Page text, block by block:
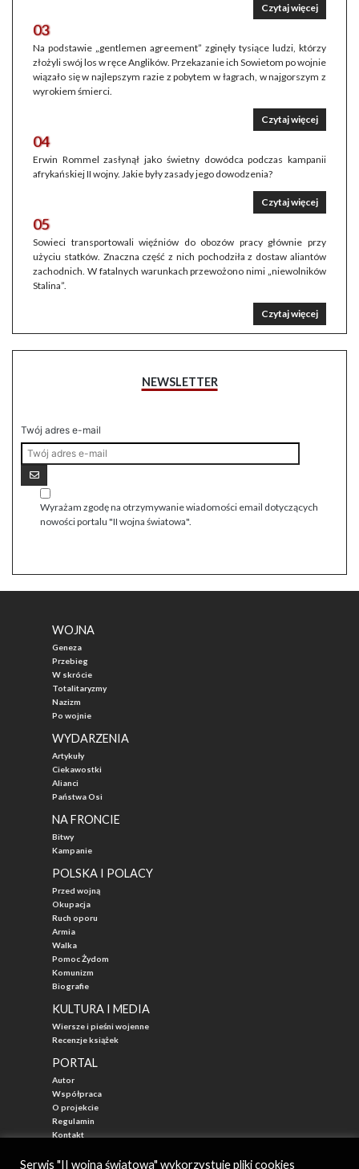
Czytaj więcej
03
Na podstawie „gentlemen agreement” zginęły tysiące ludzi, którzy
złożyli swój los w ręce Anglików. Przekazanie ich Sowietom po wojnie
wiązało się w najlepszym razie z pobytem w łagrach, w najgorszym z
wyrokiem śmierci.
Czytaj więcej
04
Erwin Rommel zasłynął jako świetny dowódca podczas kampanii
afrykańskiej II wojny. Jakie były zasady jego dowodzenia?
Czytaj więcej
05
Sowieci transportowali więźniów do obozów pracy głównie przy
użyciu statków. Znaczna część z nich pochodziła z dostaw aliantów
zachodnich. W fatalnych warunkach przewożono nimi „niewolników
Stalina”.
Czytaj więcej
NEWSLETTER
Twój adres e-mail
Wyrażam zgodę na otrzymywanie wiadomości email dotyczących
nowości portalu "II wojna światowa".
WOJNA
Geneza
Przebieg
W skrócie
Totalitaryzmy
Nazizm
Po wojnie
WYDARZENIA
Artykuły
Ciekawostki
Alianci
Państwa Osi
NA FRONCIE
Bitwy
Kampanie
POLSKA I POLACY
Przed wojną
Okupacja
Ruch oporu
Armia
Walka
Pomoc Żydom
Komunizm
Biografie
KULTURA I MEDIA
Wiersze i pieśni wojenne
Recenzje książek
PORTAL
Autor
Współpraca
O projekcie
Regulamin
Kontakt
Serwis "II wojna światowa" wykorzystuje pliki cookies